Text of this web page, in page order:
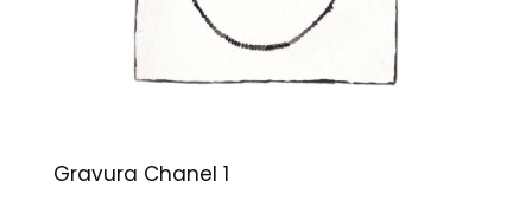
Gravura Chanel 1